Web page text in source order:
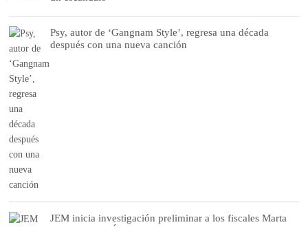
Psy, autor de ‘Gangnam Style’, regresa una década
después con una nueva canción
JEM inicia investigación preliminar a los fiscales Marta